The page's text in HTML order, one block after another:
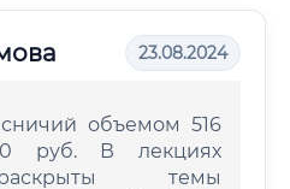
23.08.2024
объемом 516
руб. В лекциях
темы